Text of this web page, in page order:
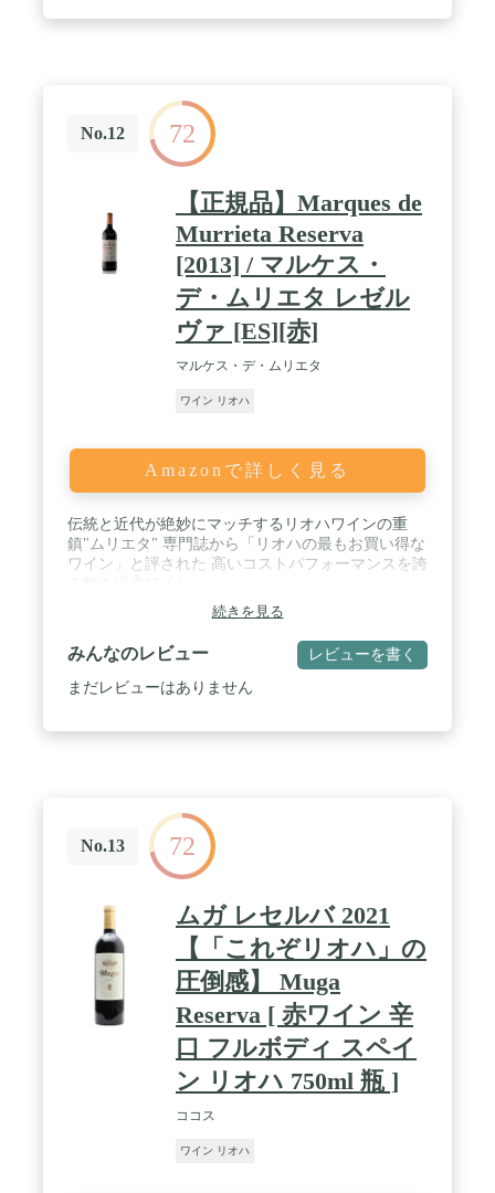
No.12 72
【正規品】Marques de
Murrieta Reserva
[2013] / マルケス・
デ・ムリエタ レゼル
ヴァ [ES][赤]
マルケス・デ・ムリエタ
ワイン リオハ
Amazonで詳しく見る
伝統と近代が絶妙にマッチするリオハワインの重
鎮"ムリエタ" 専門誌から「リオハの最もお買い得な
ワイン」と評された 高いコストパフォーマンスを誇
続きを見る
みんなのレビュー レビューを書く
まだレビューはありません
No.13 72
ムガ レセルバ 2021
【「これぞリオハ」の
圧倒感】 Muga
Reserva [ 赤ワイン 辛
口 フルボディ スペイ
ン リオハ 750ml 瓶 ]
ココス
ワイン リオハ